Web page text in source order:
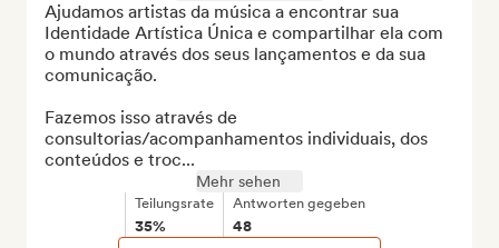
Ajudamos artistas da música a encontrar sua
Identidade Artística Única e compartilhar ela com
o mundo através dos seus lançamentos e da sua
comunicação.
Fazemos isso através de
consultorias/acompanhamentos individuais, dos
conteúdos e troc...
Mehr sehen
Teilungsrate
35%
Antworten gegeben
48